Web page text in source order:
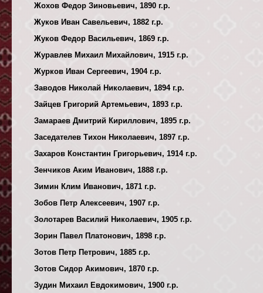
Жохов Федор Зиновьевич, 1890 г.р.
Жуков Иван Савельевич, 1882 г.р.
Жуков Федор Васильевич, 1869 г.р.
Журавлев Михаил Михайлович, 1915 г.р.
Журков Иван Сергеевич, 1904 г.р.
Заводов Николай Николаевич, 1894 г.р.
Зайцев Григорий Артемьевич, 1893 г.р.
Замараев Дмитрий Кириллович, 1895 г.р.
Заседателев Тихон Николаевич, 1897 г.р.
Захаров Константин Григорьевич, 1914 г.р.
Зенчиков Аким Иванович, 1888 г.р.
Зимин Клим Иванович, 1871 г.р.
Зобов Петр Алексеевич, 1907 г.р.
Золотарев Василий Николаевич, 1905 г.р.
Зорин Павел Платонович, 1898 г.р.
Зотов Петр Петрович, 1885 г.р.
Зотов Сидор Акимович, 1870 г.р.
Зудин Михаил Евдокимович, 1900 г.р.